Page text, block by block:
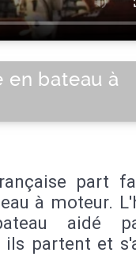
en bateau à
part
à moteur.
aidé
ils partent et